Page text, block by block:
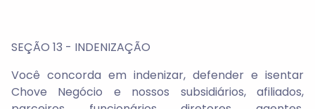
SEÇÃO 13 - INDENIZAÇÃO
Você concorda em indenizar, defender e isentar
Chove Negócio e nossos subsidiários, afiliados,